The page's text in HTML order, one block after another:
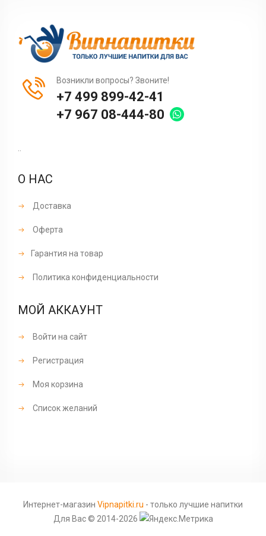
Возникли вопросы? Звоните!
+7 499 899-42-41
+7 967 08-444-80
..
О НАС
Доставка
Оферта
Гарантия на товар
Политика конфиденциальности
МОЙ АККАУНТ
Войти на сайт
Регистрация
Моя корзина
Список желаний
Интернет-магазин Vipnapitki.ru - только лучшие напитки
Для Вас © 2014-2026